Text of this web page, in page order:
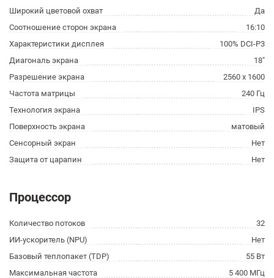
Широкий цветовой охват
Да
Соотношение сторон экрана
16:10
Характеристики дисплея
100% DCI-P3
Диагональ экрана
18"
Разрешение экрана
2560 x 1600
Частота матрицы
240 Гц
Технология экрана
IPS
Поверхность экрана
матовый
Сенсорный экран
Нет
Защита от царапин
Нет
Процессор
Количество потоков
32
ИИ-ускоритель (NPU)
Нет
Базовый теплопакет (TDP)
55 Вт
Максимальная частота
5 400 МГц